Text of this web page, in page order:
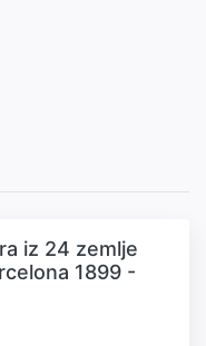
iz 24 zemlje
1899 -